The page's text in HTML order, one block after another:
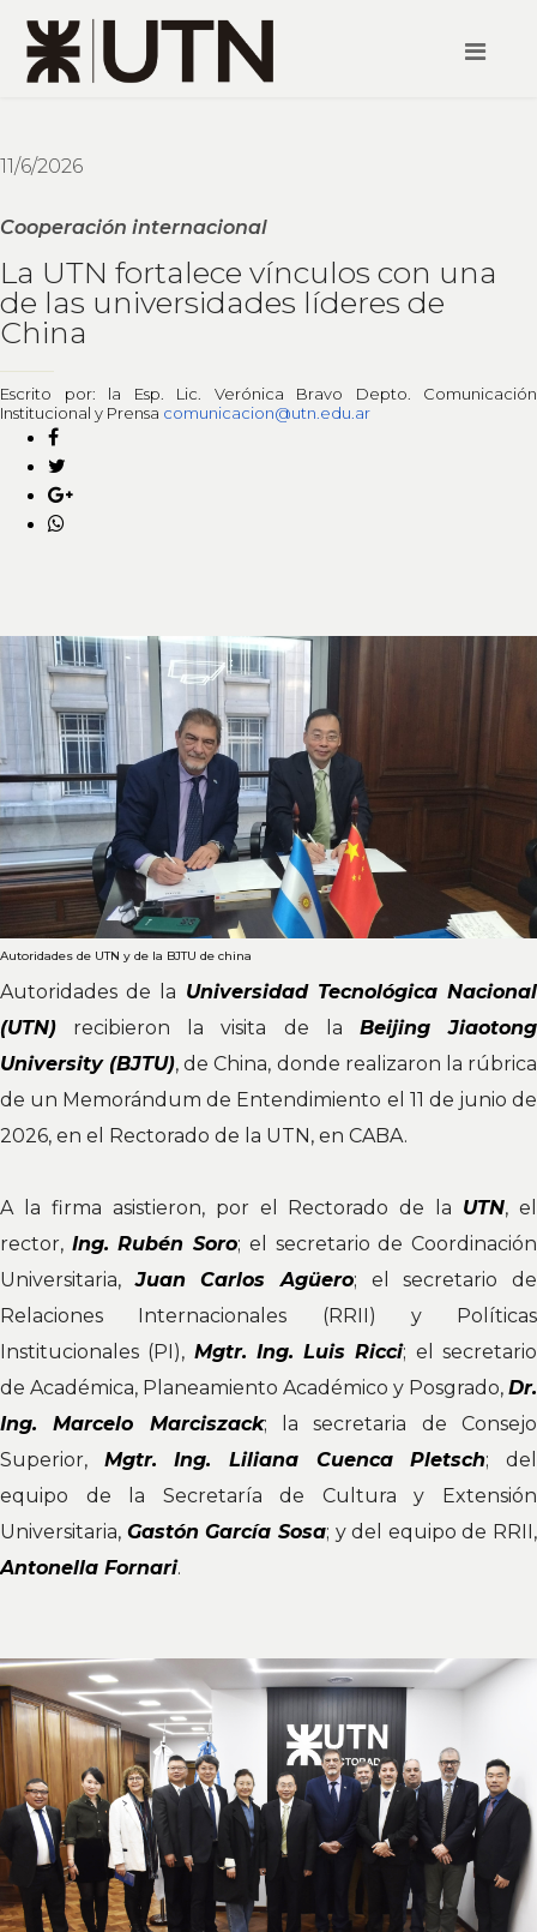
11/6/2026
Cooperación internacional
La UTN fortalece vínculos con una
de las universidades líderes de
China
Escrito por: la Esp. Lic. Verónica Bravo Depto. Comunicación
Institucional y Prensa comunicacion@utn.edu.ar
Autoridades de UTN y de la BJTU de china
Autoridades de la Universidad Tecnológica Nacional
(UTN) recibieron la visita de la Beijing Jiaotong
University (BJTU), de China, donde realizaron la rúbrica
de un Memorándum de Entendimiento el 11 de junio de
2026, en el Rectorado de la UTN, en CABA.
A la firma asistieron, por el Rectorado de la UTN, el
rector, Ing. Rubén Soro; el secretario de Coordinación
Universitaria,Juan Carlos Agüero; el secretario de
Relaciones Internacionales (RRII) y Políticas
Institucionales (PI), Mgtr. Ing. Luis Ricci; el secretario
de Académica, Planeamiento Académico y Posgrado, Dr.
Ing. Marcelo Marciszack; la secretaria de Consejo
Superior, Mgtr. Ing. Liliana Cuenca Pletsch; del
equipo de la Secretaría de Cultura y Extensión
Universitaria, Gastón García Sosa; y del equipo de RRII,
Antonella Fornari.